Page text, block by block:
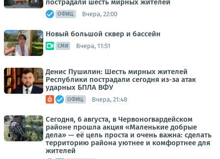
пострадали шесть мирных жителей
ОФИЦ. Вчера, 22:00
Новый большой сквер и бассейн
СМИ Вчера, 11:51
Денис Пушилин: Шесть мирных жителей
Республики пострадали сегодня из-за атак
ударных БПЛА ВФУ
ОФИЦ. Вчера, 21:48
Сегодня, 6 августа, в Червоногвардейском
районе прошла акция «Маленькие добрые
дела» — её цель проста и очень важна: сделать
территорию района уютнее и комфортнее для
жителей